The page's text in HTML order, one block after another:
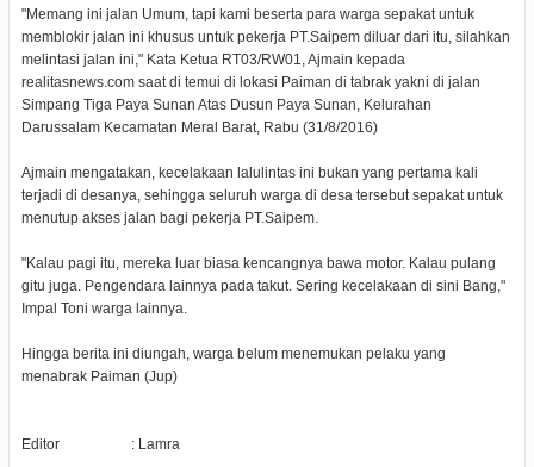
"Memang ini jalan Umum, tapi kami beserta para warga sepakat untuk
memblokir jalan ini khusus untuk pekerja PT.Saipem diluar dari itu, silahkan
melintasi jalan ini," Kata Ketua RT03/RW01, Ajmain kepada
realitasnews.com saat di temui di lokasi Paiman di tabrak yakni di jalan
Simpang Tiga Paya Sunan Atas Dusun Paya Sunan, Kelurahan
Darussalam Kecamatan Meral Barat, Rabu (31/8/2016)
Ajmain mengatakan, kecelakaan lalulintas ini bukan yang pertama kali
terjadi di desanya, sehingga seluruh warga di desa tersebut sepakat untuk
menutup akses jalan bagi pekerja PT.Saipem.
"Kalau pagi itu, mereka luar biasa kencangnya bawa motor. Kalau pulang
gitu juga. Pengendara lainnya pada takut. Sering kecelakaan di sini Bang,"
Impal Toni warga lainnya.
Hingga berita ini diungah, warga belum menemukan pelaku yang
menabrak Paiman (Jup)
Editor : Lamra